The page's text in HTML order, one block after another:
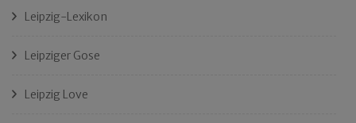
Leipzig-Lexikon
Leipziger Gose
Leipzig Love